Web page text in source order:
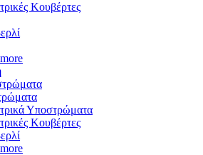
Κουβέρτες
Υποστρώματα
Κουβέρτες